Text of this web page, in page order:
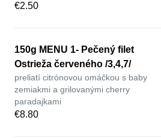
€2.50
150g MENU 1- Pečený filet
Ostrieža červeného /3,4,7/
preliatí citrónovou omáčkou s baby
zemiakmi a grilovanými cherry
paradajkami
€8.80